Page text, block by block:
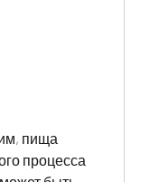
процесса